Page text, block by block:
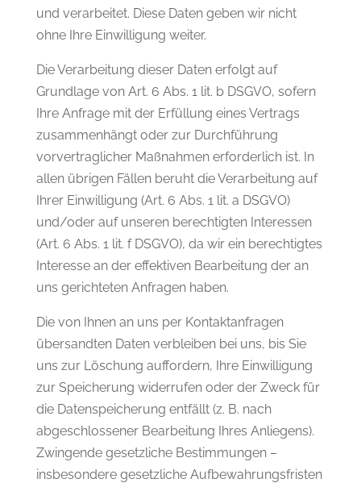
und verarbeitet. Diese Daten geben wir nicht
ohne Ihre Einwilligung weiter.
Die Verarbeitung dieser Daten erfolgt auf
Grundlage von Art. 6 Abs. 1 lit. b DSGVO, sofern
Ihre Anfrage mit der Erfüllung eines Vertrags
zusammenhängt oder zur Durchführung
vorvertraglicher Maßnahmen erforderlich ist. In
allen übrigen Fällen beruht die Verarbeitung auf
Ihrer Einwilligung (Art. 6 Abs. 1 lit. a DSGVO)
und/oder auf unseren berechtigten Interessen
(Art. 6 Abs. 1 lit. f DSGVO), da wir ein berechtigtes
Interesse an der effektiven Bearbeitung der an
uns gerichteten Anfragen haben.
Die von Ihnen an uns per Kontaktanfragen
übersandten Daten verbleiben bei uns, bis Sie
uns zur Löschung auffordern, Ihre Einwilligung
zur Speicherung widerrufen oder der Zweck für
die Datenspeicherung entfällt (z. B. nach
abgeschlossener Bearbeitung Ihres Anliegens).
Zwingende gesetzliche Bestimmungen –
insbesondere gesetzliche Aufbewahrungsfristen